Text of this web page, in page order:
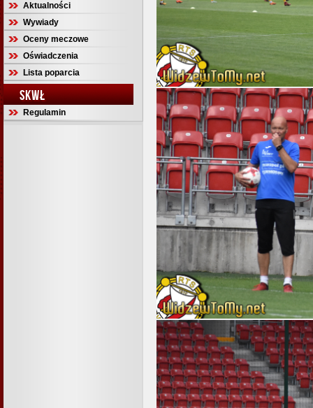
Aktualności
Wywiady
Oceny meczowe
Oświadczenia
Lista poparcia
SKWŁ
Regulamin